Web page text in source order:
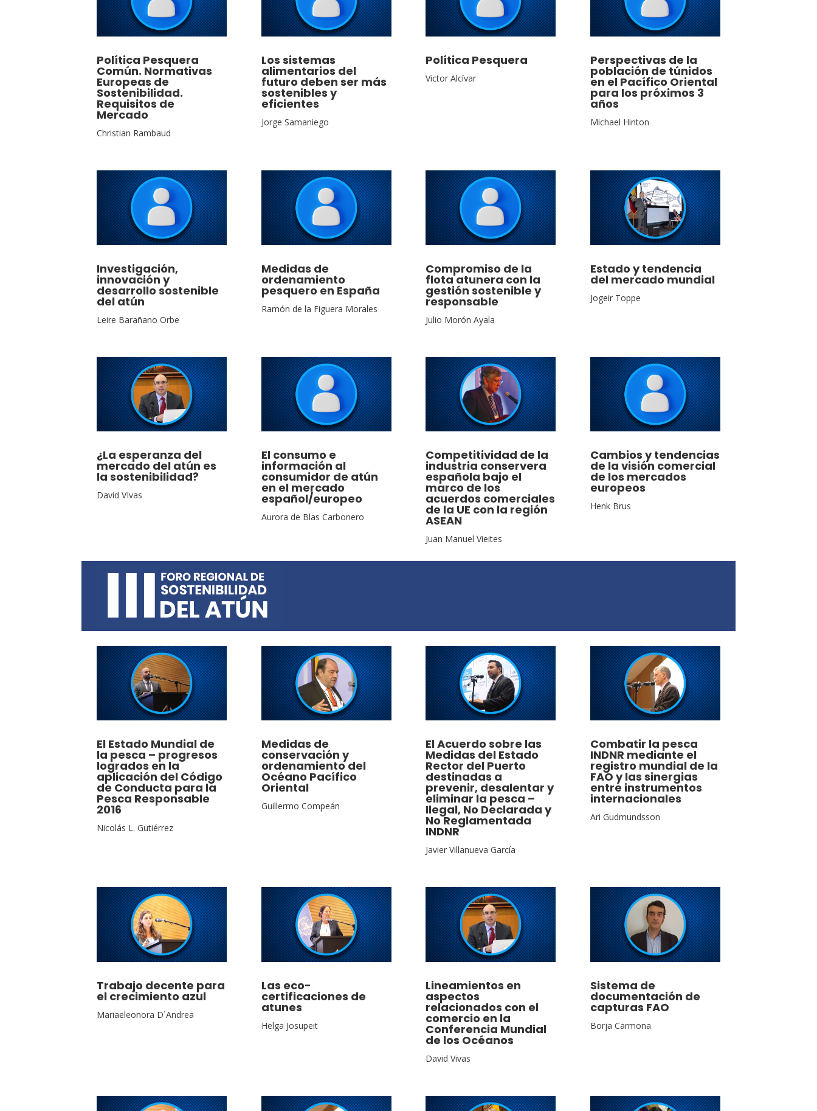
Política Pesquera
Común. Normativas
Europeas de
Sostenibilidad.
Requisitos de
Mercado
Christian Rambaud
Los sistemas
alimentarios del
futuro deben ser más
sostenibles y
eficientes
Jorge Samaniego
Política Pesquera
Victor Alcívar
Perspectivas de la
población de túnidos
en el Pacífico Oriental
para los próximos 3
años
Michael Hinton
Investigación,
innovación y
desarrollo sostenible
del atún
Leire Barañano Orbe
Medidas de
ordenamiento
pesquero en España
Ramón de la Figuera Morales
Compromiso de la
flota atunera con la
gestión sostenible y
responsable
Julio Morón Ayala
Estado y tendencia
del mercado mundial
Jogeir Toppe
¿La esperanza del
mercado del atún es
la sostenibilidad?
David VIvas
El consumo e
información al
consumidor de atún
en el mercado
español/europeo
Aurora de Blas Carbonero
Competitividad de la
industria conservera
española bajo el
marco de los
acuerdos comerciales
de la UE con la región
ASEAN
Juan Manuel Vieites
Cambios y tendencias
de la visión comercial
de los mercados
europeos
Henk Brus
El Estado Mundial de
la pesca – progresos
logrados en la
aplicación del Código
de Conducta para la
Pesca Responsable
2016
Nicolás L. Gutiérrez
Medidas de
conservación y
ordenamiento del
Océano Pacífico
Oriental
Guillermo Compeán
El Acuerdo sobre las
Medidas del Estado
Rector del Puerto
destinadas a
prevenir, desalentar y
eliminar la pesca –
Ilegal, No Declarada y
No Reglamentada
INDNR
Javier Villanueva García
Combatir la pesca
INDNR mediante el
registro mundial de la
FAO y las sinergias
entre instrumentos
internacionales
Ari Gudmundsson
Trabajo decente para
el crecimiento azul
Mariaeleonora D´Andrea
Las eco-
certificaciones de
atunes
Helga Josupeit
Lineamientos en
aspectos
relacionados con el
comercio en la
Conferencia Mundial
de los Océanos
David Vivas
Sistema de
documentación de
capturas FAO
Borja Carmona